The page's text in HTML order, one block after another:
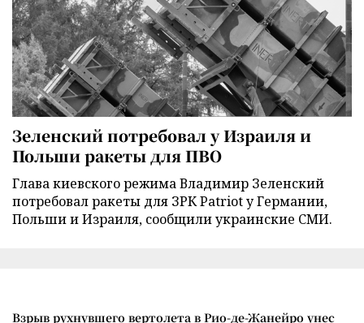
Зеленский потребовал у Израиля и
Польши ракеты для ПВО
Глава киевского режима Владимир Зеленский
потребовал ракеты для ЗРК Patriot у Германии,
Польши и Израиля, сообщили украинские СМИ.
Взрыв рухнувшего вертолета в Рио-де-Жанейро унес